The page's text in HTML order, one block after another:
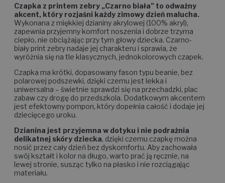
Czapka z printem zebry „Czarno biała” to odważny
akcent, który rozjaśni każdy zimowy dzień malucha.
Wykonana z miękkiej dzianiny akrylowej (100% akryl),
zapewnia przyjemny komfort noszenia i dobrze trzyma
ciepło, nie obciążając przy tym głowy dziecka. Czarno-
biały print zebry nadaje jej charakteru i sprawia, że
wyróżnia się na tle klasycznych, jednokolorowych czapek.
Czapka ma krótki, dopasowany fason typu beanie, bez
polarowej podszewki, dzięki czemu jest lekka i
uniwersalna – świetnie sprawdzi się na przechadzki, plac
zabaw czy drogę do przedszkola. Dodatkowym akcentem
jest efektowny pompon, który dopełnia całość i dodaje jej
dziecięcego uroku.
Dzianina jest przyjemna w dotyku i nie podrażnia
delikatnej skóry dziecka, dzięki czemu czapkę można
nosić przez cały dzień bez dyskomfortu. Aby zachowała
swój kształt i kolor na długo, warto prać ją ręcznie, na
lewej stronie, susząc tylko na płasko i nie rozciągając
materiału.